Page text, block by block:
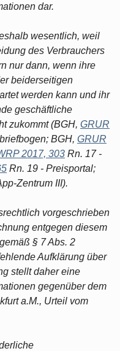
dar.
wesentlich, weil
des Verbrauchers
nur dann, wenn ihre
beiderseitigen
werden kann und ihr
geschäftliche
zukommt (BGH, GRUR
BGH, GRUR
2017, 303 Rn. 17 -
Rn. 19 - Preisportal;
Zentrum III).
vorgeschrieben
entgegen diesem
§ 7 Abs. 2
Aufklärung über
stellt daher eine
gegenüber dem
a.M., Urteil vom